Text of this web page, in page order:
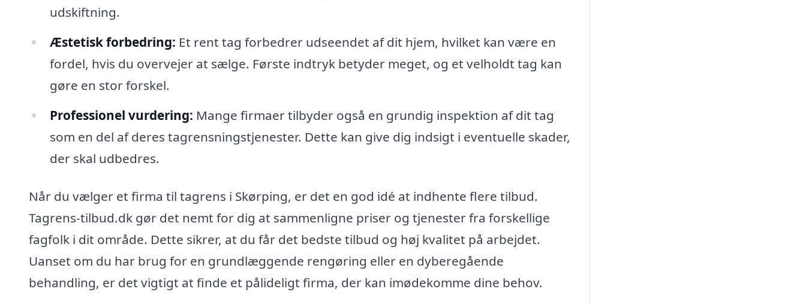
udskiftning.
Æstetisk forbedring: Et rent tag forbedrer udseendet af dit hjem, hvilket kan være en
fordel, hvis du overvejer at sælge. Første indtryk betyder meget, og et velholdt tag kan
gøre en stor forskel.
Professionel vurdering: Mange firmaer tilbyder også en grundig inspektion af dit tag
som en del af deres tagrensningstjenester. Dette kan give dig indsigt i eventuelle skader,
der skal udbedres.
Når du vælger et firma til tagrens i Skørping, er det en god idé at indhente flere tilbud.
Tagrens-tilbud.dk gør det nemt for dig at sammenligne priser og tjenester fra forskellige
fagfolk i dit område. Dette sikrer, at du får det bedste tilbud og høj kvalitet på arbejdet.
Uanset om du har brug for en grundlæggende rengøring eller en dyberegående
behandling, er det vigtigt at finde et pålideligt firma, der kan imødekomme dine behov.